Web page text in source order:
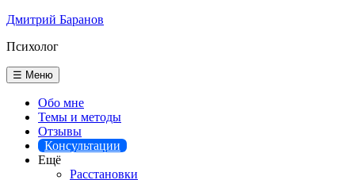
Перейти
содержимому
Дмитрий Баранов
Психолог
☰ Меню
Обо мне
Темы и методы
Отзывы
Консультации
Ещё
Расстановки